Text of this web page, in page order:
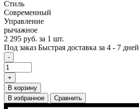
Стиль
Современный
Управление
рычажное
2 295 руб. за 1 шт.
Под заказ Быстрая доставка за 4 - 7 дней
-
+
В корзину
В избранное
Сравнить